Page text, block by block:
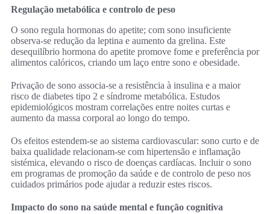
Regulação metabólica e controlo de peso
O sono regula hormonas do apetite; com sono insuficiente
observa-se redução da leptina e aumento da grelina. Este
desequilíbrio hormona do apetite promove fome e preferência por
alimentos calóricos, criando um laço entre sono e obesidade.
Privação de sono associa-se a resistência à insulina e a maior
risco de diabetes tipo 2 e síndrome metabólica. Estudos
epidemiológicos mostram correlações entre noites curtas e
aumento da massa corporal ao longo do tempo.
Os efeitos estendem-se ao sistema cardiovascular: sono curto e de
baixa qualidade relacionam-se com hipertensão e inflamação
sistémica, elevando o risco de doenças cardíacas. Incluir o sono
em programas de promoção da saúde e de controlo de peso nos
cuidados primários pode ajudar a reduzir estes riscos.
Impacto do sono na saúde mental e função cognitiva